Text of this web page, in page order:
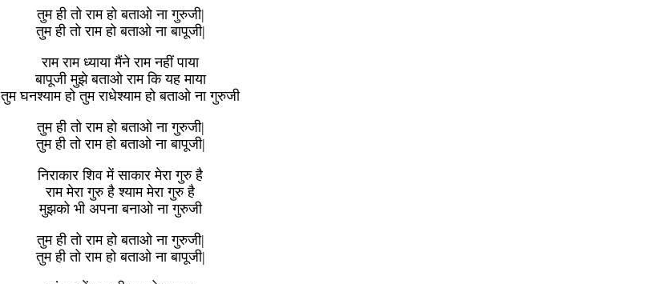
तुम ही तो राम हो बताओ ना गुरुजी|
तुम ही तो राम हो बताओ ना बापूजी|
राम राम ध्याया मैंने राम नहीं पाया
बापूजी मुझे बताओ राम कि यह माया
तुम घनश्याम हो तुम राधेश्याम हो बताओ ना गुरुजी
तुम ही तो राम हो बताओ ना गुरुजी|
तुम ही तो राम हो बताओ ना बापूजी|
निराकार शिव में साकार मेरा गुरु है
राम मेरा गुरु है श्याम मेरा गुरु है
मुझको भी अपना बनाओ ना गुरुजी
तुम ही तो राम हो बताओ ना गुरुजी|
तुम ही तो राम हो बताओ ना बापूजी|